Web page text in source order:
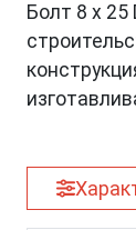
Болт 8 х